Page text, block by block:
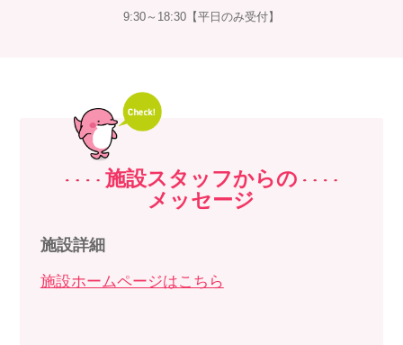
9:30～18:30【平日のみ受付】
施設スタッフからの
メッセージ
施設詳細
施設ホームページはこちら